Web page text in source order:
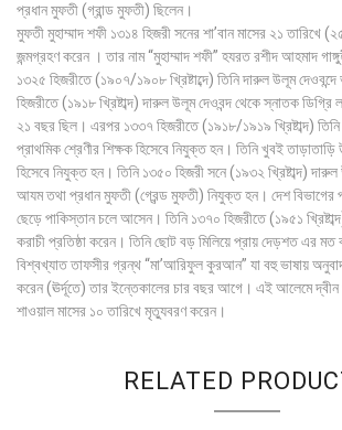
প্রধান মুফতী (গ্রান্ড মুফতী) ছিলেন।
মুফতী মুহাম্মাদ শফী ১৩১৪ হিজরী সনের শা’বান মাসের ২১ তারিখে (২৫
জন্মগ্রহণ করেন । তার নাম “মুহাম্মাদ শফী” হযরত রশীদ আহমাদ
১৩২৫ হিজরীতে (১৯০৭/১৯০৮ খ্রিষ্টাব্দে) তিনি দারুল উলূম
হিজরীতে (১৯১৮ খ্রিষ্টাব্দ) দারুল উলূম দেওবন্দ থেকে স্নাতক
২১ বছর ছিল। এরপর ১৩৩৭ হিজরীতে (১৯১৮/১৯১৯ খ্রিষ্টাব্দ)
প্রাথমিক শ্রেণীর শিক্ষক হিসেবে নিযুক্ত হন। তিনি খুবই তাড়াতাড়ি
হিসেবে নিযুক্ত হন। তিনি ১৩৫০ হিজরী সনে (১৯৩২ খ্রিষ্টাব্দ)
আযম তথা প্রধান মুফতী (গ্রেন্ড মুফতী) নিযুক্ত হন। দেশ বিভাগের
ছেড়ে পাকিস্তান চলে আসেন। তিনি ১৩৭০ হিজরীতে (১৯৫১
করাচী প্রতিষ্ঠা করেন। তিনি ছোট বড় মিলিয়ে প্রায় দেড়শত এর
বিশ্বখ্যাত তাফসীর গ্রন্থ “মা’আরিফুল কুরআন” যা বহু ভাষায়
করেন (ঊর্দূতে) তার ইন্তেকালের চার বছর আগে। এই আলেমে দ্বীন
শাওয়াল মাসের ১০ তারিখে মৃত্যুবরণ করেন।
RELATED